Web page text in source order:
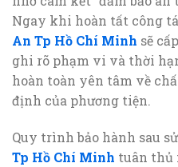
Ngay khi hoàn tất công
An Tp Hồ Chí Minh sẽ
ghi rõ phạm vi và thời
hoàn toàn yên tâm về
định của phương tiện.
Quy trình bảo hành sau
Tp Hồ Chí Minh tuân thủ